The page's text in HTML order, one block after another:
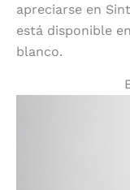
apreciarse en
está disponible
blanco.